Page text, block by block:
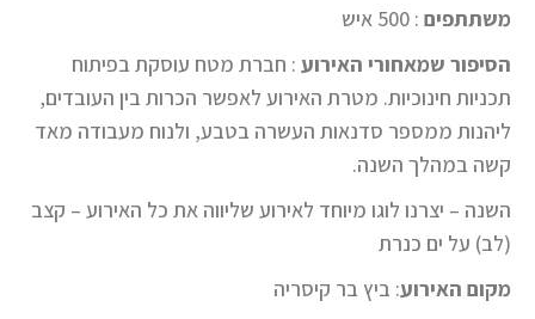
משתתפים : 500 איש
הסיפור שמאחורי האירוע : חברת מטח עוסקת בפיתוח
תכניות חינוכיות. מטרת האירוע לאפשר הכרות בין העובדים,
ליהנות ממספר סדנאות העשרה בטבע, ולנוח מעבודה מאד
קשה במהלך השנה.
השנה – יצרנו לוגו מיוחד לאירוע שליווה את כל האירוע – קצב
(לב) על ים כנרת
מקום האירוע: ביץ בר קיסריה